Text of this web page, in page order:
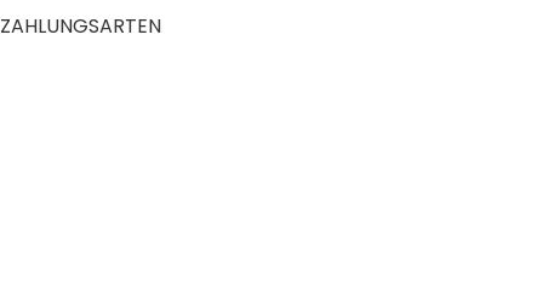
ZAHLUNGSARTEN